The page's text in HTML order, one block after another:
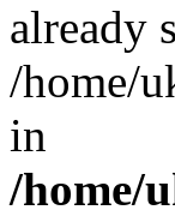
already
/home/
in
/home/